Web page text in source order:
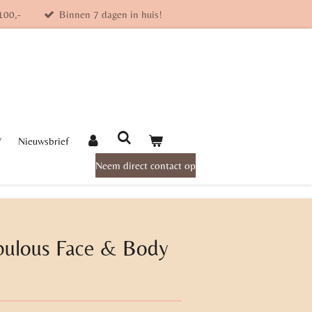
Binnen 7 dagen in huis!
Nieuwsbrief
Neem direct contact op
Face & Body